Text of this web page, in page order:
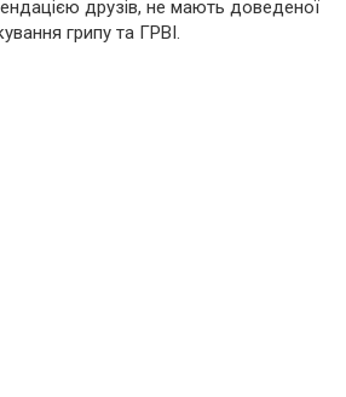
друзів, не мають доведеної
грипу та ГРВІ.